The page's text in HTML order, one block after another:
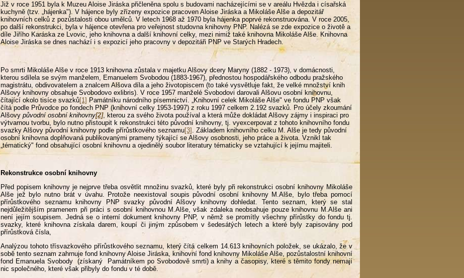
Již v roce 1951 byla k Muzeu Aloise Jiráska přičleněna spolu s budovami nacházejícími se v areálu Hvězda i císařská
kuchyně (tzv. „hájenka"). V hájence byly zřízeny expozice pracoven Aloise Jiráska a Mikoláše Alše a depozitář
knihovních celků z pozůstalosti obou umělců. V letech 1968 až 1970 byla hájenka poprvé rekonstruována. V roce 2005,
po další rekonstrukci, byla v hájence otevřena pro veřejnost studovna knihovny PNP. Nalézá se zde expozice o životě a
díle Jiřího Karáska ze Lvovic, jeho knihovna a další knihovní celky, mezi nimiž také knihovna Mikoláše Alše. Knihovna
Aloise Jiráska se dnes nachází i s expozicí jeho pracovny v depozitáři PNP ve Starých Hradech.
Po smrti Mikoláše Alše v roce 1913 knihovna zůstala v majetku Alšovy dcery Maryny (1882 - 1973), v domácnosti,
kterou sdílela se svým manželem, Emanuelem Svobodou (1883-1967), přednostou hospodářského odbodu pražského
magistrátu, obdivovatelem a znalcem Alšova díla a jeho životopiscem (to také vysvětluje fakt, že velké množství knih
Alšovy knihovny obsahuje Svobodovo exlibris). V roce 1957 manželé Svobodovi darovali Alšovu osobní knihovnu,
čítající okolo tisíce svazků[1] Památníku národního písemnictví. „Knihovní celek Mikoláše Alše" ve fondu PNP však
čítá podle Průvodce po fondech PNP (knihovní celky 1953-1997) z roku 1997 celkem 2.192 svazků. Pro účely zkoumání
Alšovy původní osobní knihovny[2], kterou za svého života používal a která může dokládat Alšovy zájmy i inspiraci pro
výtvarnou tvorbu, bylo nutno přistoupit k rekonstrukci této původní knihovny, tj. vyexcerpovat z tohoto knihovního fondu
svazky Alšovy původní knihovny podle přírůstkového seznamu[3]
. Základem knihovního celku M. Alše je tedy původní
osobní knihovna doplňovaná publikovanými prameny týkající se Alšovy osobnosti, jeho práce a života. Vznikl tak
„tématický" fond obsahující osobní knihovnu a ojedinělý soubor literatury tématicky se vztahující k jejímu majiteli.
Rekonstrukce osobní knihovny
Před popisem knihovny je nejprve třeba osvětlit množinu svazků, které byly při rekonstrukci osobní knihovny Mikoláše
Alše jež bylo nutno brát v úvahu. Protože neexistoval soupis původní osobní knihovny M.Alše, bylo třeba pomocí
přírůstkového seznamu knihovny PNP svazky původní Alšovy knihovny dohledat. Tento seznam, který se stal
nejdůležitějším pramenem při práci s osobní knihovnou M.Alše, však zdaleka neobsahuje pouze knihovnu M.Alše ani
není jejím soupisem. Jedná se o interní dokument knihovny PNP, v němž se promítly všechny přírůstky do fondu tj.
svazky, které knihovna získala darem, koupí či jiným způsobem v šedesátých letech a které byly zapisovány pod
přírůstková čísla,
Analýzou tohoto třísvazkového přírůstkového seznamu, který čítá celkem 14.613 knihovních položek, se ukázalo, že v
sobě tento seznam zahrnuje fond knihovny Aloise Jiráska, knihovní fond knihovny Mikoláše Alše, pozůstalostní knihovní
fond Emanuela Svobody (získaný Památníkem po Svobodově smrti) a knihy a časopisy, které s těmito fondy nemají
nic společného, které však přibyly do fondu v té době.